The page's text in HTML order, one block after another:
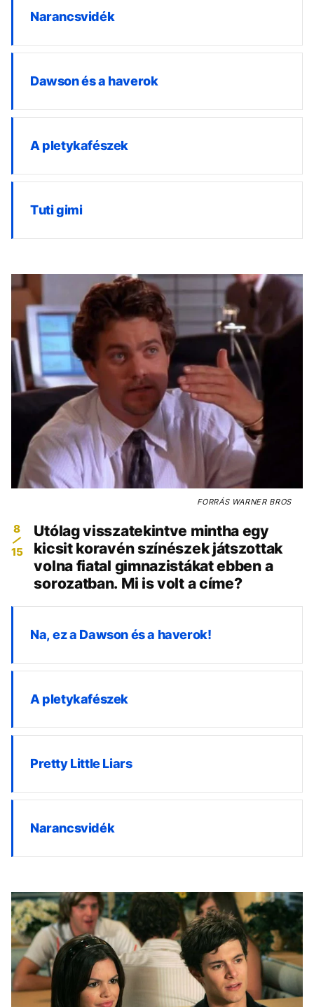
Narancsvidék
Dawson és a haverok
A pletykafészek
Tuti gimi
FORRÁSWARNER BROS
8
15
Utólag visszatekintve mintha egy
kicsit koravén színészek játszottak
volna fiatal gimnazistákat ebben a
sorozatban. Mi is volt a címe?
Na, ez a Dawson és a haverok!
A pletykafészek
Pretty Little Liars
Narancsvidék